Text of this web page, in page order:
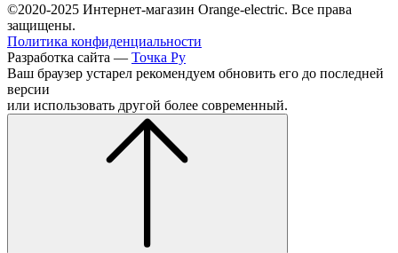
©2020-2025 Интернет-магазин Orange-electric. Все права
защищены.
Политика конфиденциальности
Разработка сайта — Точка Ру
Ваш браузер устарел рекомендуем обновить его до последней
версии
или использовать другой более современный.